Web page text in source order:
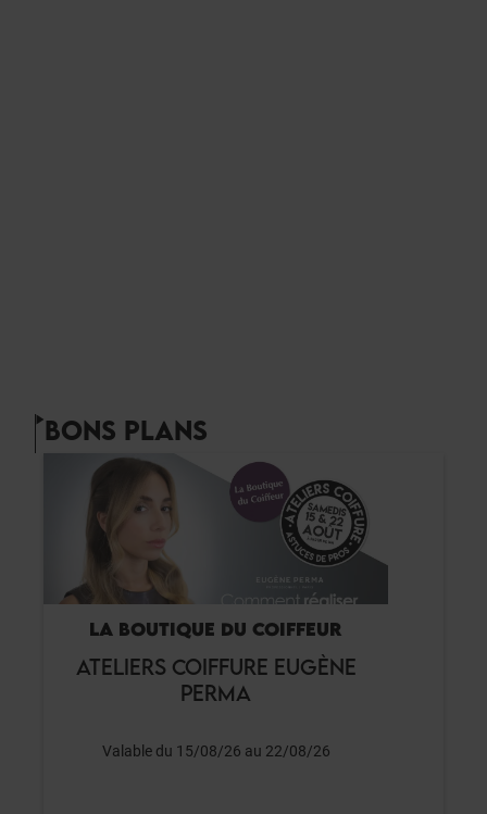
BONS PLANS
LA BOUTIQUE DU COIFFEUR
ATELIERS COIFFURE EUGÈNE
PERMA
Valable du 15/08/26 au 22/08/26